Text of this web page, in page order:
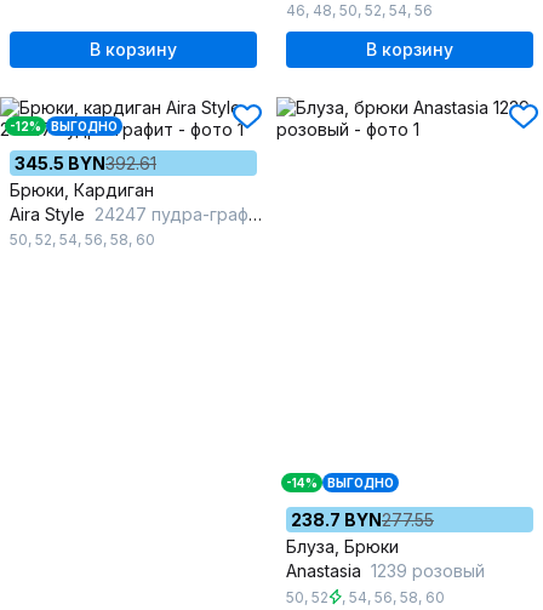
В корзину
46, 48, 50, 52, 54, 56
В корзину
-12% ВЫГОДНО
345.5 BYN392.61
Брюки, Кардиган
Aira Style 24247 пудра-графит
50, 52, 54, 56, 58, 60
-14% ВЫГОДНО
238.7 BYN277.55
Блуза, Брюки
Anastasia 1239 розовый
50, 52 , 54, 56, 58, 60